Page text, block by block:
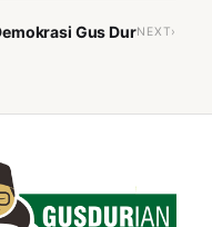
Gus DurNEXT›